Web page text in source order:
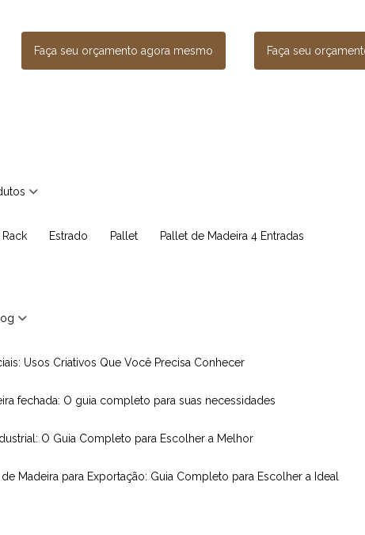
Faça seu orçamento agora mesmo Faça seu
Rack Estrado Pallet Pallet de Madeira 4 Entradas
Blog
Usos Criativos Que Você Precisa Conhecer
fechada: O guia completo para suas necessidades
O Guia Completo para Escolher a Melhor
de Madeira para Exportação: Guia Completo para Escolher a Ideal